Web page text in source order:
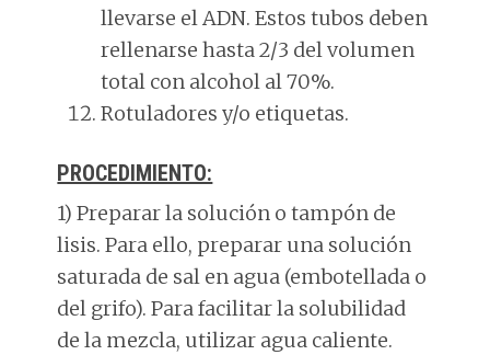
llevarse el ADN. Estos tubos deben
rellenarse hasta 2/3 del volumen
total con alcohol al 70%.
Rotuladores y/o etiquetas.
PROCEDIMIENTO:
1) Preparar la solución o tampón de
lisis. Para ello, preparar una solución
saturada de sal en agua (embotellada o
del grifo). Para facilitar la solubilidad
de la mezcla, utilizar agua caliente.